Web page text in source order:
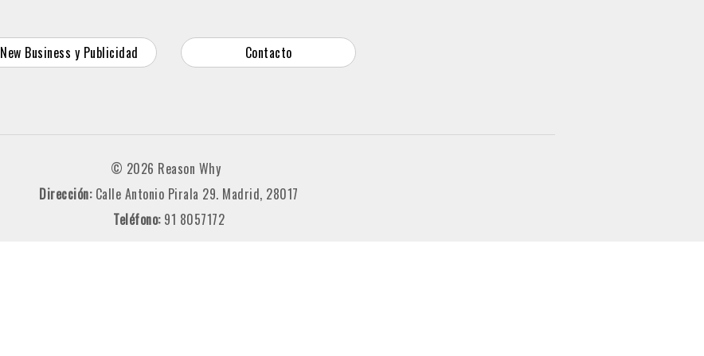
New Business y Publicidad Contacto
© 2026 Reason Why
Dirección: Calle Antonio Pirala 29. Madrid, 28017
Teléfono: 91 8057172